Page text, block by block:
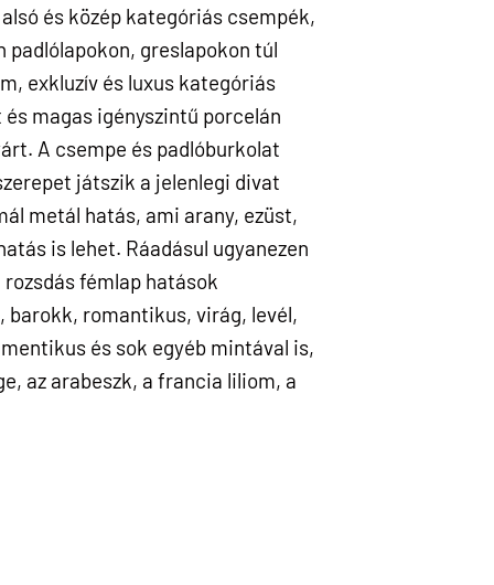
és közép kategóriás csempék,
padlólapokon, greslapokon túl
exkluzív és luxus kategóriás
magas igényszintű porcelán
A csempe és padlóburkolat
játszik a jelenlegi divat
metál hatás, ami arany, ezüst,
is lehet. Ráadásul ugyanezen
fémlap hatások
barokk, romantikus, virág, levél,
és sok egyéb mintával is,
az arabeszk, a francia liliom, a